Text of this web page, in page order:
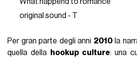
original sound - T
Per gran parte degli anni 2010la
quella della
hookup culture: una